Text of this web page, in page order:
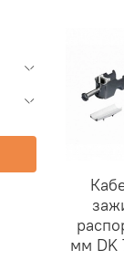
мм DK